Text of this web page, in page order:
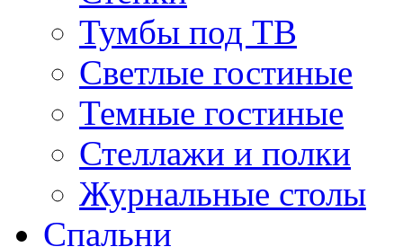
Тумбы под ТВ
Светлые гостиные
Темные гостиные
Стеллажи и полки
Журнальные столы
Спальни